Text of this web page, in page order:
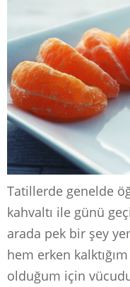
Tatillerde genelde
kahvaltı ile günü
arada pek bir şey
hem erken
olduğum için